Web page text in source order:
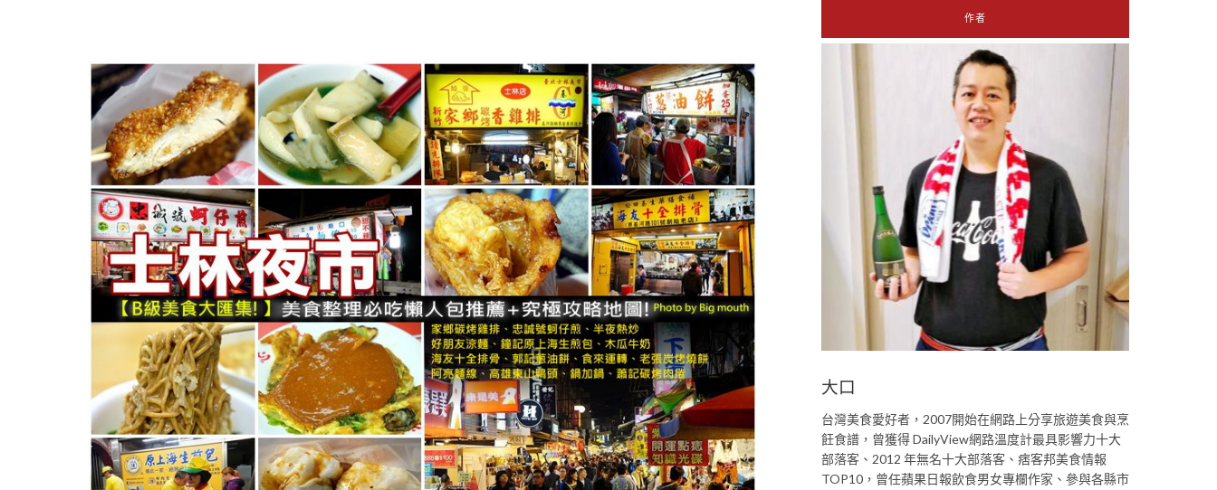
作者
大口
台灣美食愛好者，2007開始在網路上分享旅遊美食與烹
飪食譜，曾獲得 DailyView網路溫度計最具影響力十大
部落客、2012 年無名十大部落客、痞客邦美食情報
TOP10，曾任蘋果日報飲食男女專欄作家、參與各縣市